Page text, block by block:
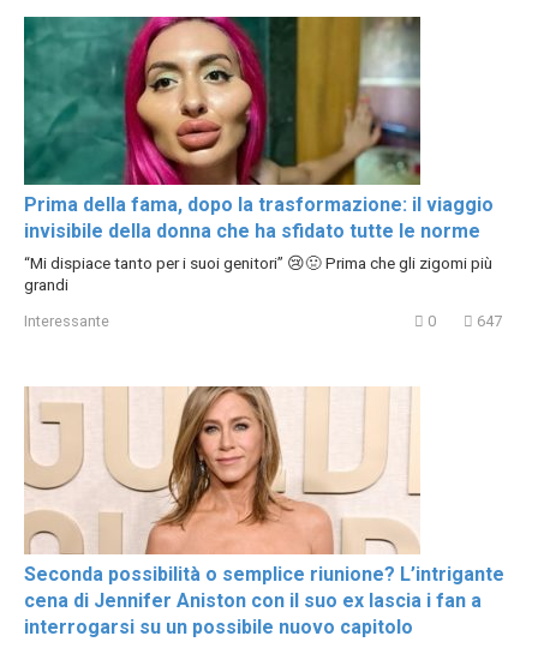
Prima della fama, dopo la trasformazione: il viaggio
invisibile della donna che ha sfidato tutte le norme
“Mi dispiace tanto per i suoi genitori” 😢🤢 Prima che gli zigomi più
grandi
Interessante 0 647
Seconda possibilità o semplice riunione? L’intrigante
cena di Jennifer Aniston con il suo ex lascia i fan a
interrogarsi su un possibile nuovo capitolo